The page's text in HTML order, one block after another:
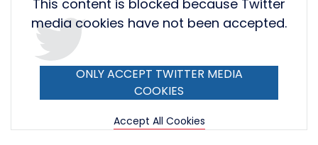
This content is blocked because Twitter
media cookies have not been accepted.
ONLY ACCEPT TWITTER MEDIA
COOKIES
Accept All Cookies